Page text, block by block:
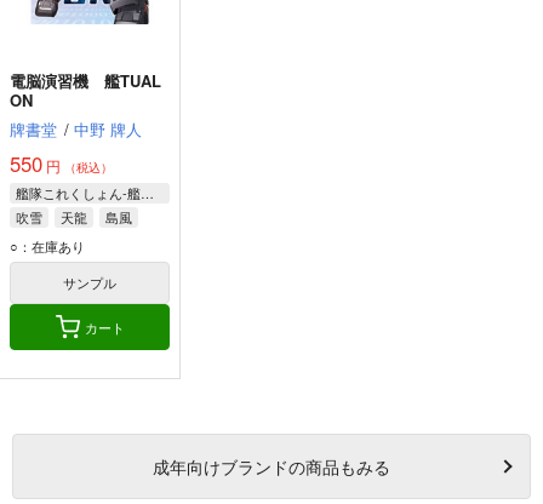
電脳演習機 艦TUAL
ON
牌書堂 / 中野 牌人
550 円 （税込）
艦隊これくしょん-艦これ-
吹雪
天龍
島風
○：在庫あり
サンプル
カート
成年向けブランドの商品もみる